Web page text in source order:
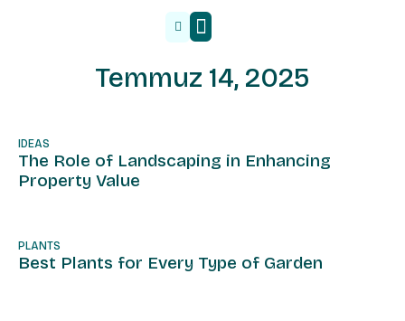
Temmuz 14, 2025
IDEAS
The Role of Landscaping in Enhancing
Property Value
PLANTS
Best Plants for Every Type of Garden